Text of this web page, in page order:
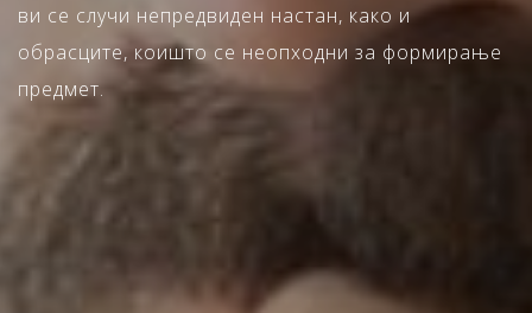
ви се случи непредвиден настан, како и
обрасците, коишто се неопходни за формирање
предмет.